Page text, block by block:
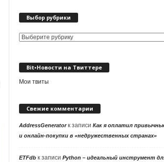
Выбор рубрики
Выбор
Bit•Новости на Твиттере
Мои твиты
Свежие комментарии
AddressGeneratorк записиКак я оплатил
и онлайн-покупки в «недружественных странах»
ETFdb к записиPython – идеальный инструмент